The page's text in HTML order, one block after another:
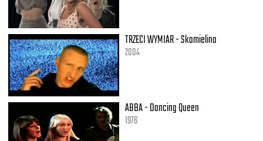
TRZECI WYMIAR - Skamielina
2004
ABBA - Dancing Queen
1976